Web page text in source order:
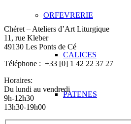
ORFEVRERIE
CALICES
PATENES
prix :
€43,00
à
Chéret – Ateliers d’Art Liturgique
11, rue Kleber
49130 Les Ponts de Cé
Téléphone : +33 [0] 1 42 22 37 27
Horaires:
Du lundi au vendredi
9h-12h30
13h30-19h00